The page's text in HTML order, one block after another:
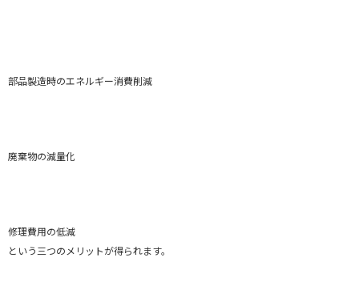
部品製造時のエネルギー消費削減
廃棄物の減量化
修理費用の低減
という三つのメリットが得られます。